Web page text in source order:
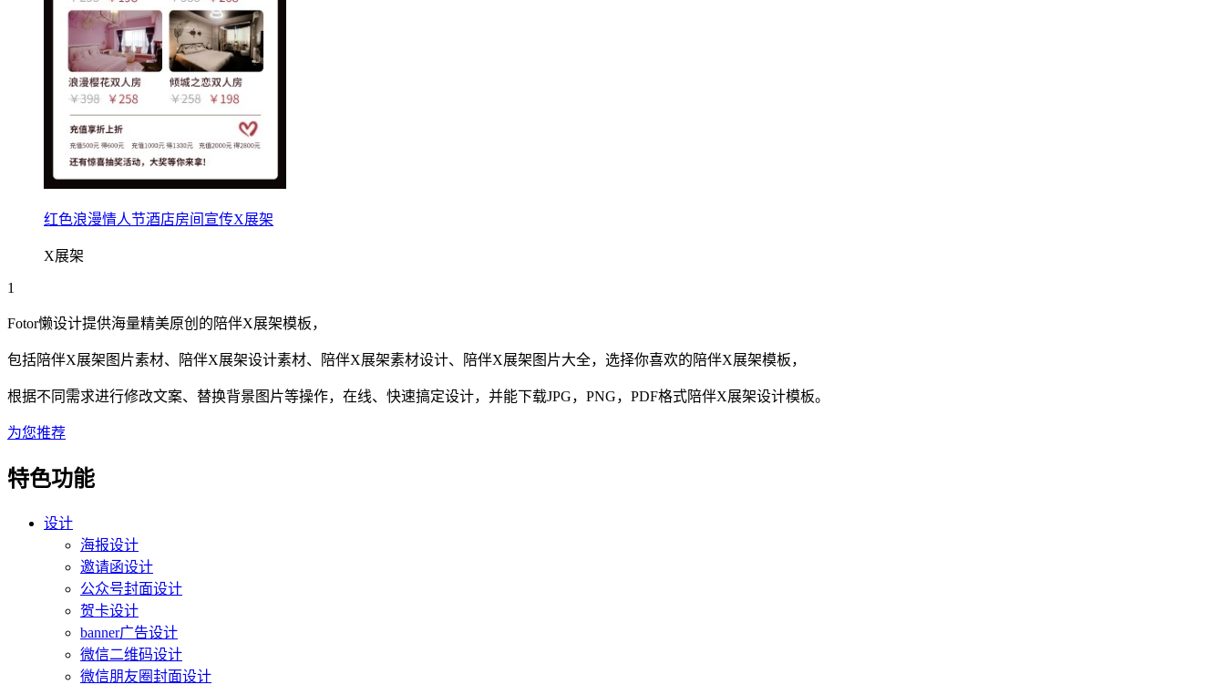
红色浪漫情人节酒店房间宣传X展架
X展架
1
Fotor懒设计提供海量精美原创的 陪伴X展架模板，
包括陪伴X展架 图片素材、 陪伴X展架设计素材、 陪伴X展架素材设计、 陪伴X展架 图片大全，选择你喜欢的 陪伴X展架模板，
根据不同需求进行修改文案、替换背景图片等操作，在线、快速搞定设计，并能下载JPG，PNG，PDF格式陪伴X展架设计模板。
为您推荐
特色功能
设计
海报设计
邀请函设计
公众号封面设计
贺卡设计
banner广告设计
微信二维码设计
微信朋友圈封面设计